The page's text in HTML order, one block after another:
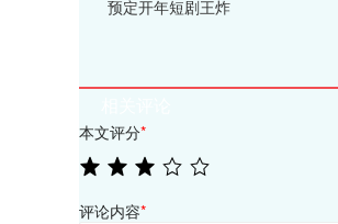
预定开年短剧王炸
本文评分*
评论内容*